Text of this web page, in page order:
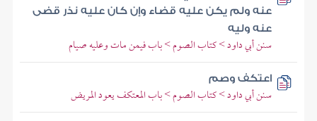
عنه ولم يكن عليه قضاء وإن كان عليه نذر قضى
عنه وليه
سنن أبي داود > كتاب الصوم > باب فيمن مات وعليه صيام
اعتكف وصم
سنن أبي داود > كتاب الصوم > باب المعتكف يعود المريض